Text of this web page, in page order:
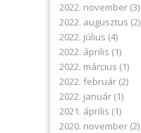
2022. november(3)
2022. augusztus (2)
2022. július (4)
2022. április (1)
2022. március (1)
2022. február(2)
2022. január(1)
2021. április (1)
2020. november(2)
tájékoztatónkat.